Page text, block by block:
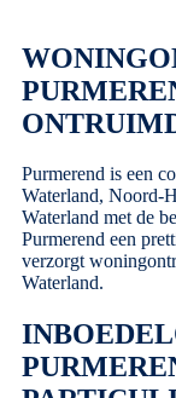
Purmerend is een
Waterland, Noord-
Waterland met de
Purmerend een
verzorgt
Waterland.